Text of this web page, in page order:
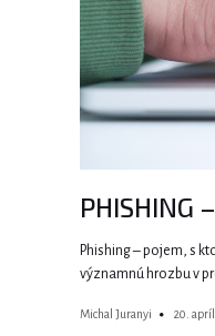
PHISHING
Phishing – pojem, s
významnú hrozbu v
Michal Juranyi 20.